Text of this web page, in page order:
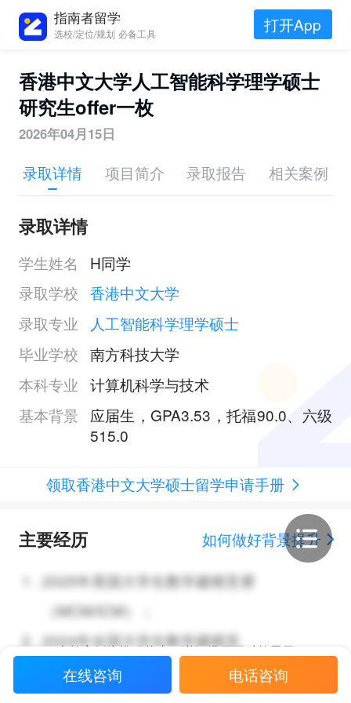
指南者留学
选校/定位/规划 必备工具 打开App
香港中文大学人工智能科学理学硕士
研究生offer一枚
2026年04月15日
录取详情 项目简介 录取报告 相关案例
录取详情
学生姓名
H同学
录取学校 香港中文大学
录取专业
人工智能科学理学硕士
毕业学校 南方科技大学
本科专业 计算机科学与技术
基本背景
应届生，GPA3.53，托福90.0、六级
515.0
领取香港中文大学硕士留学申请手册
主要经历
如何做好背景提升
2025年美国大学生数学建模竞赛
（MCM/ICM）；
2 2024年全国大学生数学建模竞
赛；
当前案例为推研状态，详细经历不对外展示
在线咨询 电话咨询